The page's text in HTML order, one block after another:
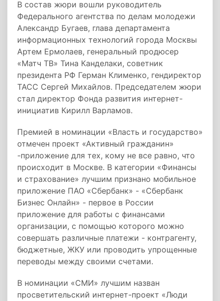
В состав жюри вошли руководитель
Федерального агентства по делам молодежи
Александр Бугаев, глава департамента
информационных технологий города Москвы
Артем Ермолаев, генеральный продюсер
«Матч ТВ» Тина Канделаки, советник
президента РФ Герман Клименко, гендиректор
ТАСС Сергей Михайлов. Председателем жюри
стал директор Фонда развития интернет-
инициатив Кирилл Варламов.
Премией в номинации «Власть и государство»
отмечен проект «Активный гражданин»
-приложение для тех, кому не все равно, что
происходит в Москве. В категории «Финансы
и страхование» лучшим признано мобильное
приложение ПАО «Сбербанк» - «Сбербанк
Бизнес Онлайн» - первое в России
приложение для работы с финансами
организации, с помощью которого можно
совершать различные платежи - контрагенту,
бюджетные, ЖКУ или проводить упрощенные
переводы между своими счетами.
В номинации «СМИ» лучшим назван
просветительский интернет-проект «Люди